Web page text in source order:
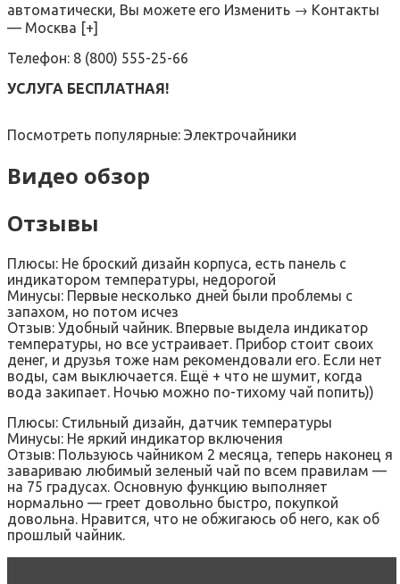
автоматически, Вы можете его Изменить → Контакты
— Москва [+]
Телефон: 8 (800) 555-25-66
УСЛУГА БЕСПЛАТНАЯ!
Посмотреть популярные: Электрочайники
Видео обзор
Отзывы
Плюсы: Не броский дизайн корпуса, есть панель с
индикатором температуры, недорогой
Минусы: Первые несколько дней были проблемы с
запахом, но потом исчез
Отзыв: Удобный чайник. Впервые выдела индикатор
температуры, но все устраивает. Прибор стоит своих
денег, и друзья тоже нам рекомендовали его. Если нет
воды, сам выключается. Ещё + что не шумит, когда
вода закипает. Ночью можно по-тихому чай попить))
Плюсы: Стильный дизайн, датчик температуры
Минусы: Не яркий индикатор включения
Отзыв: Пользуюсь чайником 2 месяца, теперь наконец я
завариваю любимый зеленый чай по всем правилам —
на 75 градусах. Основную функцию выполняет
нормально — греет довольно быстро, покупкой
довольна. Нравится, что не обжигаюсь об него, как об
прошлый чайник.